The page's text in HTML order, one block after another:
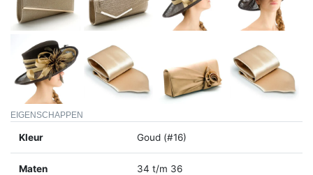
EIGENSCHAPPEN
Kleur Goud (#16)
Maten
34 t/m 36